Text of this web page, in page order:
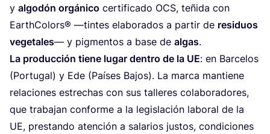
y algo­dón orgá­ni­co cer­ti­fi­ca­do OCS, teñi­da con
Earth­Co­lors® —tin­tes ela­bo­ra­dos a par­tir de resi­duos
vege­ta­les— y pig­men­tos a base de algas.
La pro­duc­ción tie­ne lugar den­tro de la UE: en Bar­ce­los
(Por­tu­gal) y Ede (Paí­ses Bajos). La mar­ca man­tie­ne
rela­cio­nes estre­chas con sus talle­res cola­bo­ra­do­res,
que tra­ba­jan con­for­me a la legis­la­ción labo­ral de la
UE, pres­tan­do aten­ción a sala­rios jus­tos, con­di­cio­nes